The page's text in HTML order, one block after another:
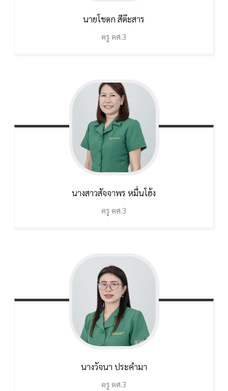
นายโชดก สีต๊ะสาร
ครู คศ.3
นางสาวสัจจาพร หมื่นโฮ้ง
ครู คศ.3
นางวัจนา ประคำมา
ครู คศ.3